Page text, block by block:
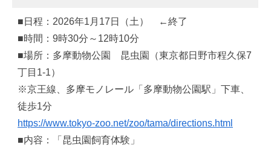
■日程：2026年1月17日（土） ←終了
■時間：9時30分～12時10分
■場所：多摩動物公園 昆虫園（東京都日野市程久保7
丁目1-1）
※京王線、多摩モノレール「多摩動物公園駅」下車、
徒歩1分
https://www.tokyo-zoo.net/zoo/tama/directions.html
■内容：「昆虫園飼育体験」